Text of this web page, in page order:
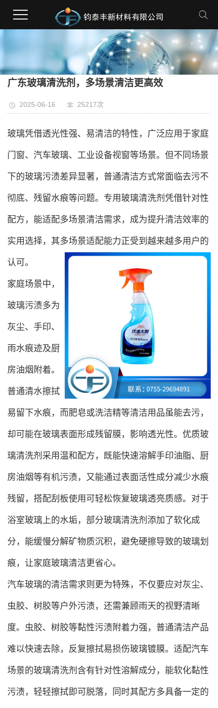
广东玻璃清洗剂，多场景清洁更高效
2025-06-16 25217次
玻璃凭借透光性强、易清洁的特性，广泛应用于家庭
门窗、汽车玻璃、工业设备视窗等场景。但不同场景
下的玻璃污渍差异显著，普通清洁方式常面临去污不
彻底、残留水痕等问题。专用玻璃清洗剂凭借针对性
配方，能适配多场景清洁需求，成为提升清洁效率的
实用选择，其多场景适配能力正受到越来越多用户的
认可。
家庭场景中，
玻璃污渍多为
灰尘、手印、
雨水痕迹及厨
房油烟附着。
普通清水擦拭
易留下水痕，而肥皂或洗洁精等清洁用品虽能去污，
却可能在玻璃表面形成残留膜，影响透光性。优质玻
璃清洗剂采用温和配方，既能快速溶解手印油脂、厨
房油烟等有机污渍，又能通过表面活性成分减少水痕
残留，搭配刮板使用可轻松恢复玻璃透亮质感。对于
浴室玻璃上的水垢，部分玻璃清洗剂添加了软化成
分，能缓慢分解矿物质沉积，避免硬擦导致的玻璃划
痕，让家庭玻璃清洁更省心。
汽车玻璃的清洁需求则更为特殊，不仅要应对灰尘、
虫胶、树胶等户外污渍，还需兼顾雨天的视野清晰
度。虫胶、树胶等黏性污渍附着力强，普通清洁产品
难以快速去除，反复擦拭易损伤玻璃镀膜。适配汽车
场景的玻璃清洗剂含有针对性溶解成分，能软化黏性
污渍，轻轻擦拭即可脱落，同时其配方多具备一定的